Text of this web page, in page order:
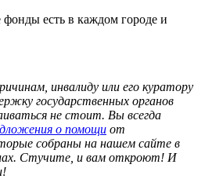
фонды есть в каждом городе и
инвалиду или его куратору
государственных органов
не стоит. Вы всегда
о помощи от
собраны на нашем сайте в
Стучите, и вам откроют! И